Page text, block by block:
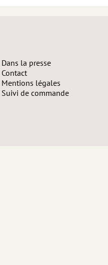
Dans la presse
Contact
Mentions légales
Suivi de commande